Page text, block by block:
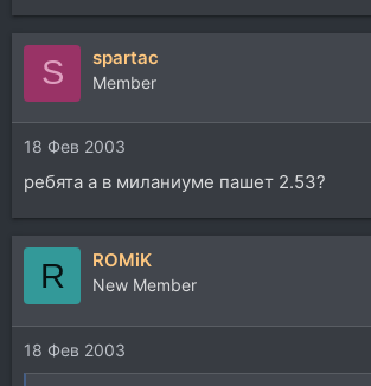
S spartac
Member
18 Фев 2003
ребята а в миланиуме пашет 2.53?
R ROMiK
New Member
18 Фев 2003